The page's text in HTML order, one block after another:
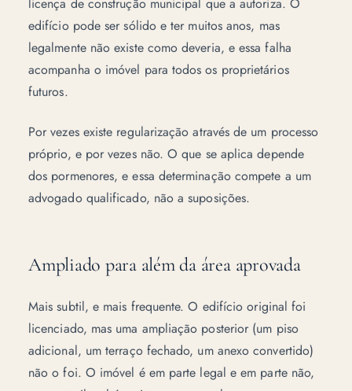
licença de construção municipal que a autoriza. O
edifício pode ser sólido e ter muitos anos, mas
legalmente não existe como deveria, e essa falha
acompanha o imóvel para todos os proprietários
futuros.
Por vezes existe regularização através de um processo
próprio, e por vezes não. O que se aplica depende
dos pormenores, e essa determinação compete a um
advogado qualificado, não a suposições.
Ampliado para além da área aprovada
Mais subtil, e mais frequente. O edifício original foi
licenciado, mas uma ampliação posterior (um piso
adicional, um terraço fechado, um anexo convertido)
não o foi. O imóvel é em parte legal e em parte não,